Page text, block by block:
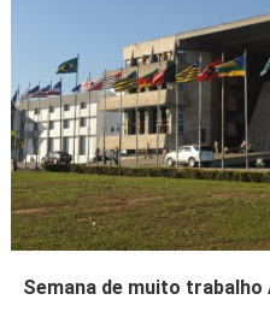
Semana de muito trabalho